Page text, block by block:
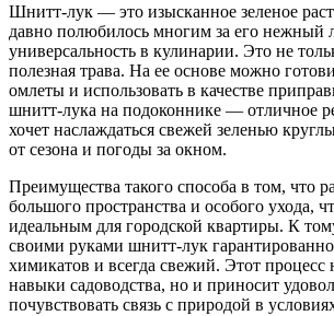
Шнитт-лук — это изысканное зеленое растение, которое
давно полюбилось многим за его нежный
универсальность в кулинарии. Это не
полезная трава. На ее основе можно
омлеты и использовать в качестве
шнитт-лука на подоконнике — отличное
хочет наслаждаться свежей зеленью
от сезона и погоды за окном.
Преимущества такого способа в том, что
большого пространства и особого ухода,
идеальным для городской квартиры. К
своими руками шнитт-лук
химикатов и всегда свежий. Этот процесс
навыки садоводства, но и приносит
почувствовать связь с природой в